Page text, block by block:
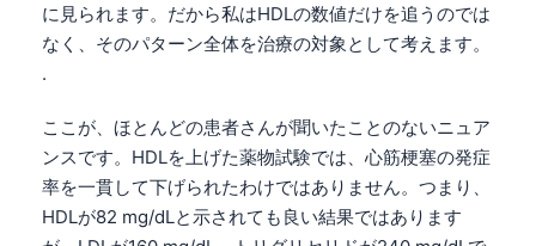
に見られます。だから私はHDLの数値だけを追うのでは
なく、そのパターン全体を治療の対象として考えます。
.
ここが、ほとんどの患者さんが聞いたことのないニュア
ンスです。HDLを上げた薬物試験では、心筋梗塞の発症
率を一貫して下げられたわけではありません。つまり、
HDLが82 mg/dLと示されても良い結果ではあります